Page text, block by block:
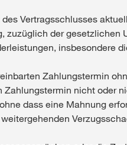
Vertragsschlusses
zuzüglich der
insbesondere
Zahlungstermin
nicht oder
dass eine Mahnung